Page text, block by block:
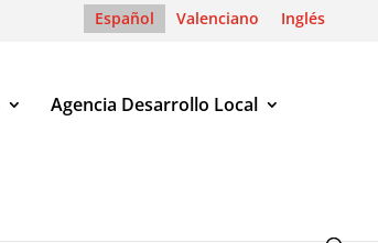
Español Valenciano Inglés
Agencia Desarrollo Local